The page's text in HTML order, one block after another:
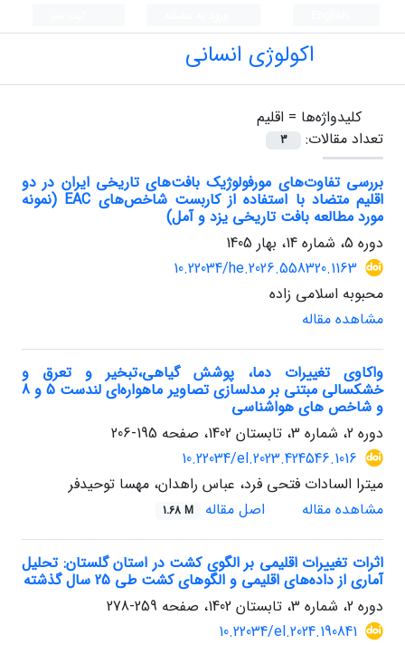
اکولوژی انسانی
کلیدواژه‌ها = اقلیم
تعداد مقالات:
3
بررسی تفاوت‌های مورفولوژیک بافت‌های تاریخی ایران در دو
اقلیم متضاد با استفاده از کاربست شاخص‌های EAC (نمونه
مورد مطالعه بافت تاریخی یزد و آمل)
دوره 5، شماره 14، بهار 1405
10.22034/he.2026.558320.1163
محبوبه اسلامی زاده
مشاهده مقاله
واکاوی تغییرات دما، پوشش گیاهی،تبخیر و تعرق و
خشکسالی مبتنی بر مدلسازی تصاویر ماهواره‌ای لندست 5 و 8
و شاخص های هواشناسی
دوره 2، شماره 3، تابستان 1402، صفحه
195-206
10.22034/el.2023.424546.1016
میترا السادات فتحی فرد، عباس راهدان، مهسا توحیدفر
مشاهده مقاله
اصل مقاله 1.68 M
اثرات تغییرات اقلیمی بر الگوی کشت در استان گلستان: تحلیل
آماری از داده‌های اقلیمی و الگوهای کشت طی 25 سال گذشته
دوره 2، شماره 3، تابستان 1402، صفحه
259-278
10.22034/el.2024.190841